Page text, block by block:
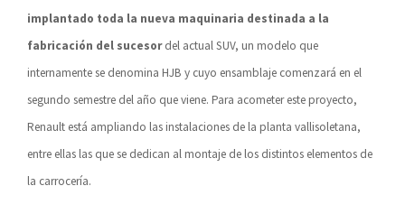
implantado toda la nueva maquinaria destinada a la
fabricación del sucesordel actual SUV, un modelo que
internamente se denomina HJB y cuyo ensamblaje comenzará en el
segundo semestre del año que viene. Para acometer este proyecto,
Renault está ampliando las instalaciones de la planta vallisoletana,
entre ellas las que se dedican al montaje de los distintos elementos de
la carrocería.